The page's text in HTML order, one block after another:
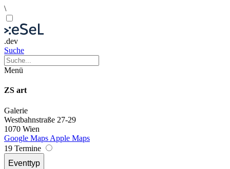
\
.dev
Suche
Menü
ZS art
Galerie
Westbahnstraße 27-29
1070 Wien
Google Maps Apple Maps
19 Termine
Eventtyp